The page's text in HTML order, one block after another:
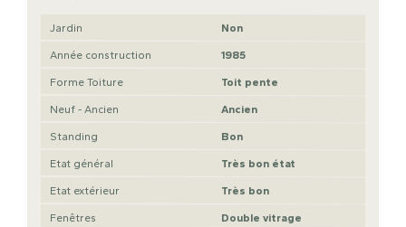
Jardin Non
Année construction 1985
Forme Toiture Toit pente
Neuf - Ancien Ancien
Standing Bon
Etat général Très bon état
Etat extérieur Très bon
Fenêtres Double vitrage